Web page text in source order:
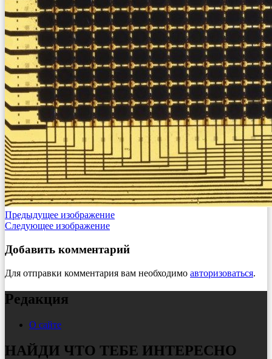
Предыдущее изображение
Следующее изображение
Добавить комментарий
Для отправки комментария вам необходимо авторизоваться.
Редакция
О сайте
НАЙДИ ЧТО ТЕБЕ ИНТЕРЕСНО